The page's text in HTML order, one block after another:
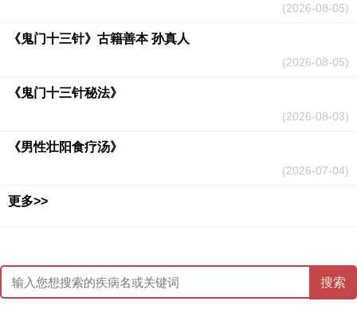
(2026-08-05)
《鬼门十三针》古籍善本 孙真人
(2026-08-05)
《鬼门十三针秘法》
(2026-08-03)
《男性壮阳食疗汤》
(2026-07-04)
更多>>